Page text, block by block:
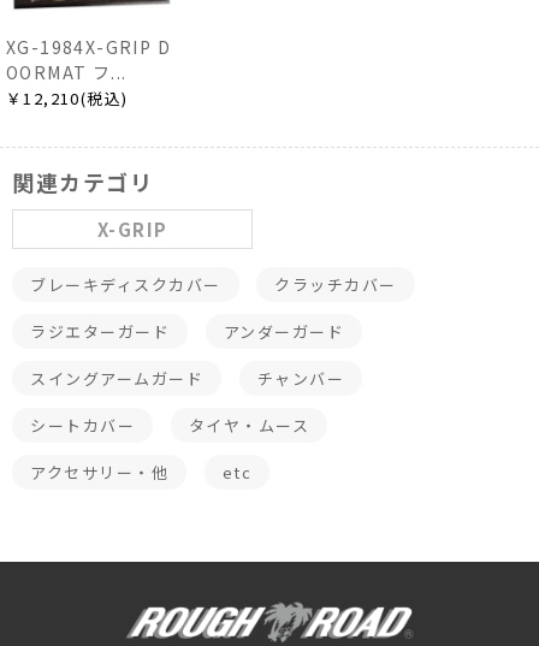
XG-1984X-GRIP D
OORMAT フ...
￥12,210(税込)
関連カテゴリ
X-GRIP
ブレーキディスクカバー クラッチカバー
ラジエターガード アンダーガード
スイングアームガード チャンバー
シートカバー タイヤ・ムース
アクセサリー・他 etc